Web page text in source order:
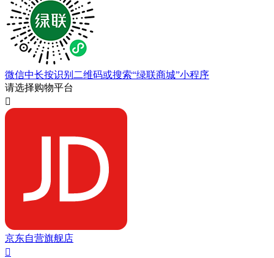
微信中长按识别二维码或搜索“绿联商城”小程序
请选择购物平台

京东自营旗舰店
